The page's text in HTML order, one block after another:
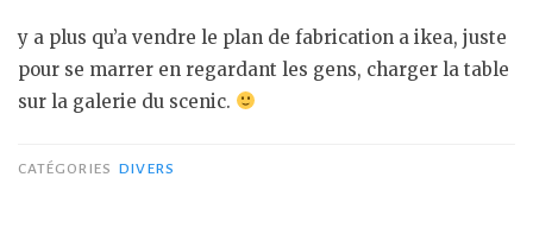
y a plus qu’a vendre le plan de fabrication a ikea, juste
pour se marrer en regardant les gens, charger la table
sur la galerie du scenic.
CATÉGORIES DIVERS